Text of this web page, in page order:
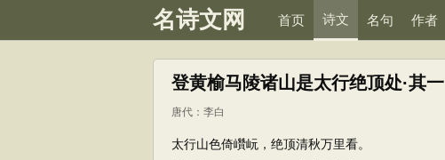
名诗文网 首页 诗文 名句 作者
登黄榆马陵诸山是太行绝顶处·其一
唐代 ： 李白
太行山色倚巑岏，绝顶清秋万里看。